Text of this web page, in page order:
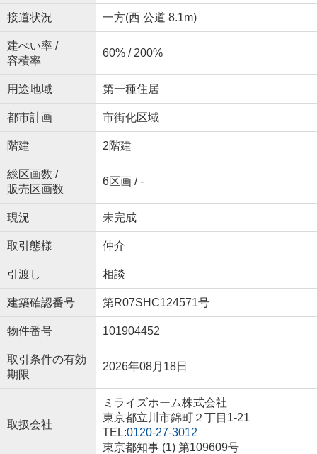
接道状況 一方(西 公道 8.1m)
建ぺい率 /
容積率
60% / 200%
用途地域 第一種住居
都市計画 市街化区域
階建 2階建
総区画数 /
販売区画数
6区画 / -
現況 未完成
取引態様 仲介
引渡し 相談
建築確認番号 第R07SHC124571号
物件番号 101904452
取引条件の有効
期限
2026年08月18日
取扱会社
ミライズホーム株式会社
東京都立川市錦町２丁目1-21
TEL:0120-27-3012
東京都知事 (1) 第109609号